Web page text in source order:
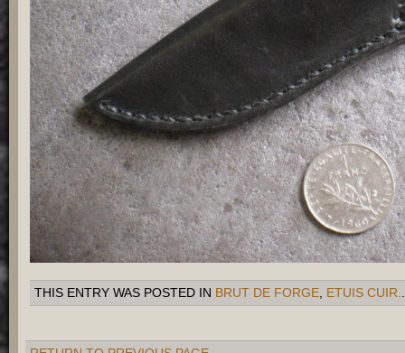
THIS ENTRY WAS POSTED IN BRUT DE FORGE ETUIS CUIR.